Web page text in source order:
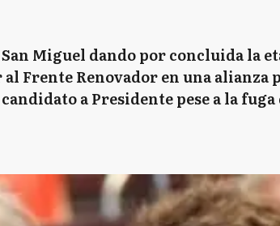
Miguel dando por concluida la
Frente Renovador en una alianza
a Presidente pese a la